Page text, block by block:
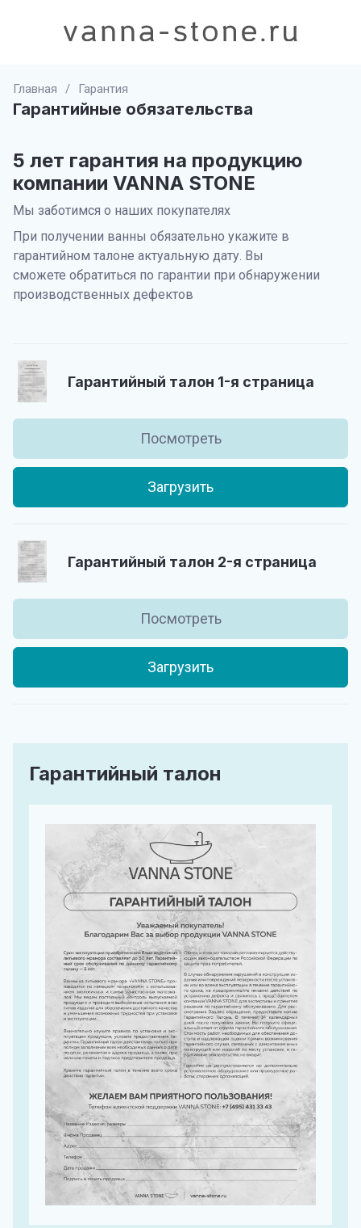
Главная / Гарантия
Гарантийные обязательства
5 лет гарантия на продукцию
компании VANNA STONE
Мы заботимся о наших покупателях
При получении ванны обязательно укажите в
гарантийном талоне актуальную дату. Вы
сможете обратиться по гарантии при обнаружении
производственных дефектов
Гарантийный талон 1-я страница
Посмотреть
Загрузить
Гарантийный талон 2-я страница
Посмотреть
Загрузить
Гарантийный талон